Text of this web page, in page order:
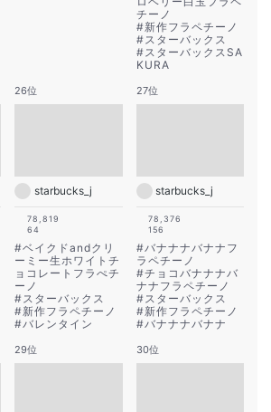
チーノ
#新作フラペチーノ
#スターバックス
#スターバックスSA
KURA
26位
starbucks_j
78,819
64
#ベイクドandクリ
ーミー生ホワイトチ
ョコレートフラぺチ
ーノ
#スターバックス
#新作フラペチーノ
#バレンタイン
27位
starbucks_j
78,376
156
#バナナナバナナフ
ラペチーノ
#チョコバナナナバ
ナナフラペチーノ
#スターバックス
#新作フラペチーノ
#バナナナバナナ
29位 30位